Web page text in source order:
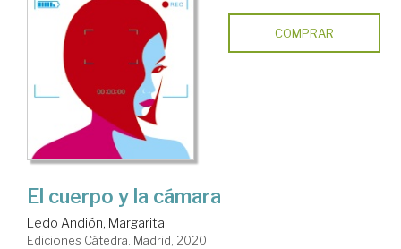
COMPRAR
El cuerpo y la cámara
Ledo Andión, Margarita
Ediciones Cátedra. Madrid, 2020